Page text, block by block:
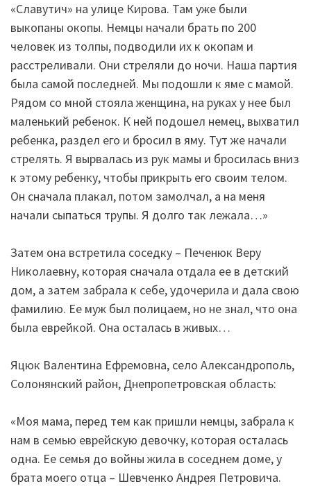
«Славутич» на улице Кирова. Там уже были
выкопаны окопы. Немцы начали брать по 200
человек из толпы, подводили их к окопам и
расстреливали. Они стреляли до ночи. Наша партия
была самой последней. Мы подошли к яме с мамой.
Рядом со мной стояла женщина, на руках у нее был
маленький ребенок. К ней подошел немец, выхватил
ребенка, раздел его и бросил в яму. Тут же начали
стрелять. Я вырвалась из рук мамы и бросилась вниз
к этому ребенку, чтобы прикрыть его своим телом.
Он сначала плакал, потом замолчал, а на меня
начали сыпаться трупы. Я долго так лежала…»
Затем она встретила соседку – Печенюк Веру
Николаевну, которая сначала отдала ее в детский
дом, а затем забрала к себе, удочерила и дала свою
фамилию. Ее муж был полицаем, но не знал, что она
была еврейкой. Она осталась в живых…
Яцюк Валентина Ефремовна, село Александрополь,
Солонянский район, Днепропетровская область:
«Моя мама, перед тем как пришли немцы, забрала к
нам в семью еврейскую девочку, которая осталась
одна. Ее семья до войны жила в соседнем доме, у
брата моего отца – Шевченко Андрея Петровича.